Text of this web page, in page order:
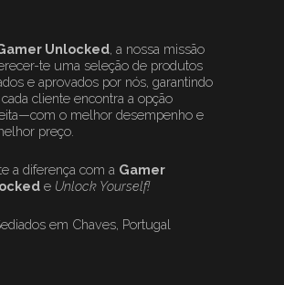
Unlocked, a nossa missão
te uma seleção de produtos
e aprovados por nós, garantindo
cliente encontra a opção
o melhor desempenho e
preço.
a diferença com a Gamer
e Unlock Yourself!
em Chaves, Portugal